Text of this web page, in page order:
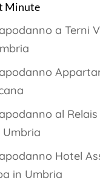
Minute
a Terni
al Relais
Umbria
Hotel
in Umbria